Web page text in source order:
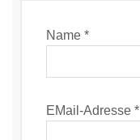
Name *
EMail-Adresse *